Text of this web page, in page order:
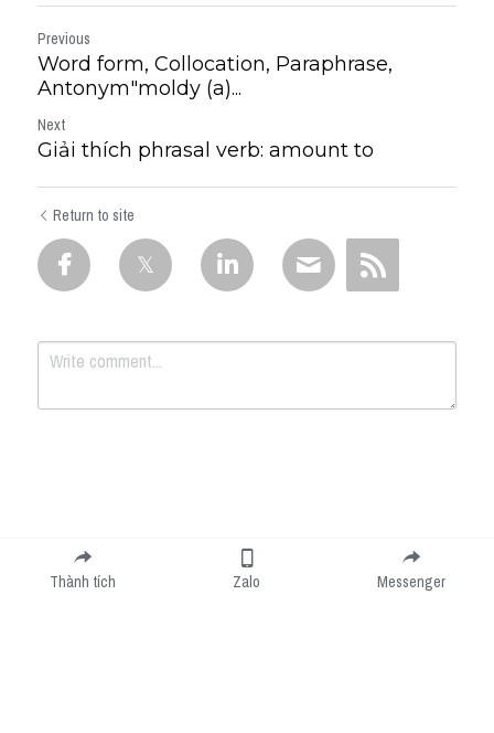
Previous
Word form, Collocation, Paraphrase,
Antonym"moldy (a)...
Next
Giải thích phrasal verb: amount to
Return to site
Submit
Thành tích Zalo Messenger